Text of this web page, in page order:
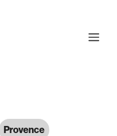
Provence